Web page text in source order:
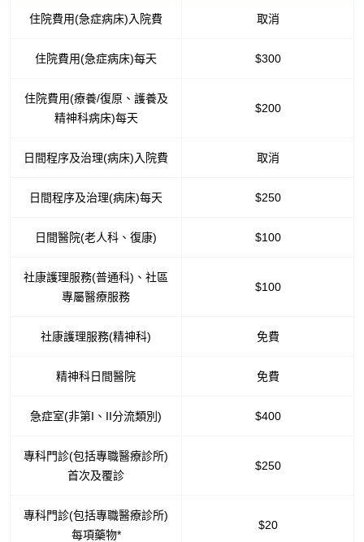
住院費用(急症病床)入院費 取消
住院費用(急症病床)每天 $300
住院費用(療養/復原、護養及
精神科病床)每天
$200
日間程序及治理(病床)入院費 取消
日間程序及治理(病床)每天 $250
日間醫院(老人科、復康) $100
社康護理服務(普通科)、社區
專屬醫療服務
$100
社康護理服務(精神科) 免費
精神科日間醫院 免費
急症室(非第I、II分流類別) $400
專科門診(包括專職醫療診所)
首次及覆診
$250
專科門診(包括專職醫療診所)
每項藥物*
$20